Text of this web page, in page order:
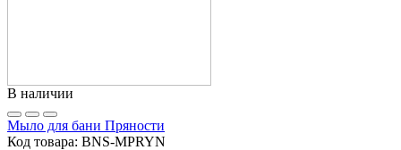
В наличии
Мыло для бани Пряности
Код товара: BNS-MPRYN